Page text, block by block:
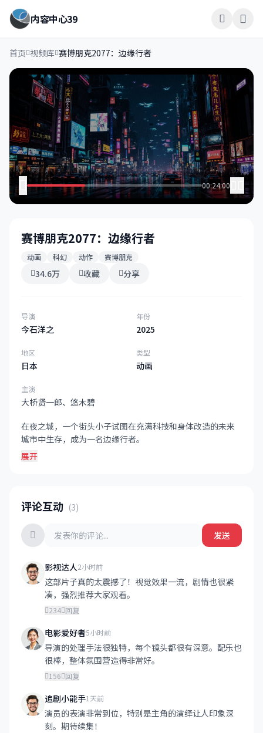
内容中心39
首页 视频库 赛博朋克2077：边缘行者
00:24:00
赛博朋克2077：边缘行者
动画 科幻 动作 赛博朋克
34.6万 收藏 分享
导演
今石洋之
年份
2025
地区
日本
类型
动画
主演
大桥贤一郎、悠木碧
在夜之城，一个街头小子试图在充满科技和身体改造的未来
城市中生存，成为一名边缘行者。
展开
评论互动 (3)
发送
影视达人2小时前
这部片子真的太震撼了！视觉效果一流，剧情也很紧
凑，强烈推荐大家观看。
234 回复
电影爱好者5小时前
导演的处理手法很独特，每个镜头都很有深意。配乐也
很棒，整体氛围营造得非常好。
156 回复
追剧小能手1天前
演员的表演非常到位，特别是主角的演绎让人印象深
刻。期待续集！